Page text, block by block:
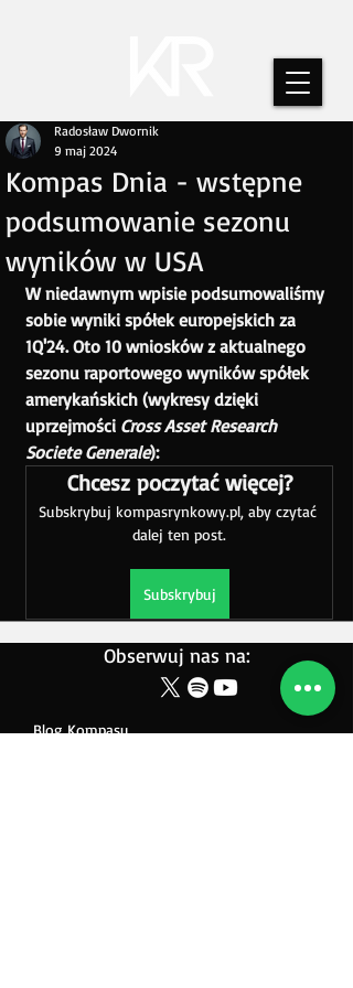
Kompas Dnia - wstępne
podsumowanie sezonu
wyników w USA
Radosław Dwornik
9 maj 2024
W niedawnym wpisie podsumowaliśmy
sobie wyniki spółek europejskich za
1Q'24. Oto 10 wniosków z aktualnego
sezonu raportowego wyników spółek
amerykańskich (wykresy dzięki
uprzejmości Cross Asset Research
Societe Generale):
Chcesz poczytać więcej?
Subskrybuj kompasrynkowy.pl, aby czytać
dalej ten post.
Subskrybuj
Obserwuj nas na:
Blog Kompasu